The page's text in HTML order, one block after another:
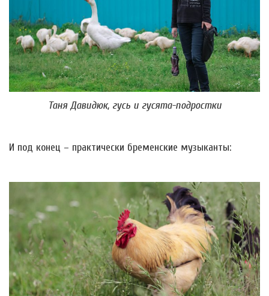
Таня Давидюк, гусь и гусята-подростки
И под конец – практически бременские музыканты: